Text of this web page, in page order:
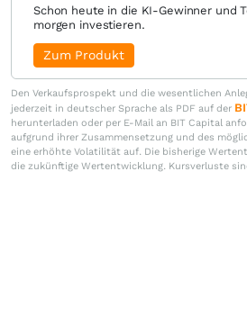
Schon heute in die KI-Gewinner und
morgen investieren.
Zum Produkt
Den Verkaufsprospekt und die wesentlichen
jederzeit in deutscher Sprache als PDF auf der
herunterladen oder per E-Mail an BIT Capital
aufgrund ihrer Zusammensetzung und des
eine erhöhte Volatilität auf. Die bisherige
die zukünftige Wertentwicklung. Kursverluste